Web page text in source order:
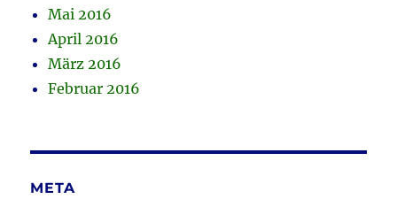
Mai 2016
April 2016
März 2016
Februar 2016
META